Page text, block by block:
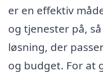
er en effektiv
og tjenester på,
løsning, der
og budget. For at